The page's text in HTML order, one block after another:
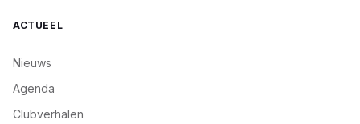
ACTUEEL
Nieuws
Agenda
Clubverhalen